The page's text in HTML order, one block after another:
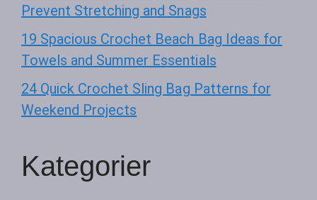
Prevent Stretching and Snags
19 Spacious Crochet Beach Bag Ideas for
Towels and Summer Essentials
24 Quick Crochet Sling Bag Patterns for
Weekend Projects
Kategorier